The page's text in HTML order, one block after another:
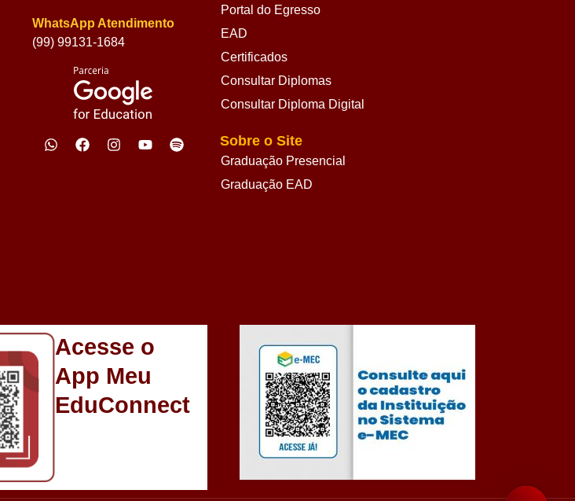
WhatsApp Atendimento
(99) 99131-1684
Portal do Egresso
EAD
Certificados
Consultar Diplomas
Consultar Diploma Digital
Sobre o Site
Graduação Presencial
Graduação EAD
Acesse o
App Meu
EduConnect